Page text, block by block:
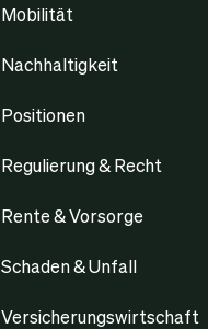
Mobilität
Nachhaltigkeit
Positionen
Regulierung & Recht
Rente & Vorsorge
Schaden & Unfall
Versicherungswirtschaft